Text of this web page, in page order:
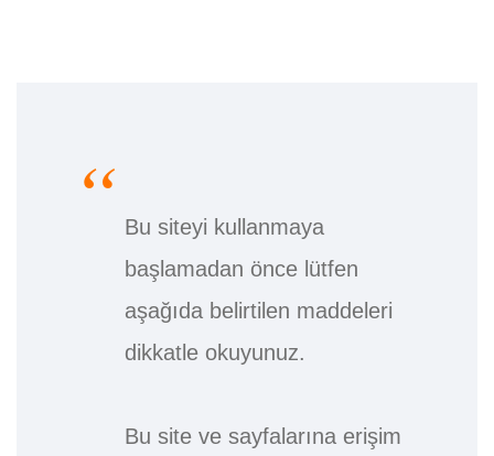
Bu siteyi kullanmaya
başlamadan önce lütfen
aşağıda belirtilen maddeleri
dikkatle okuyunuz.
Bu site ve sayfalarına erişim